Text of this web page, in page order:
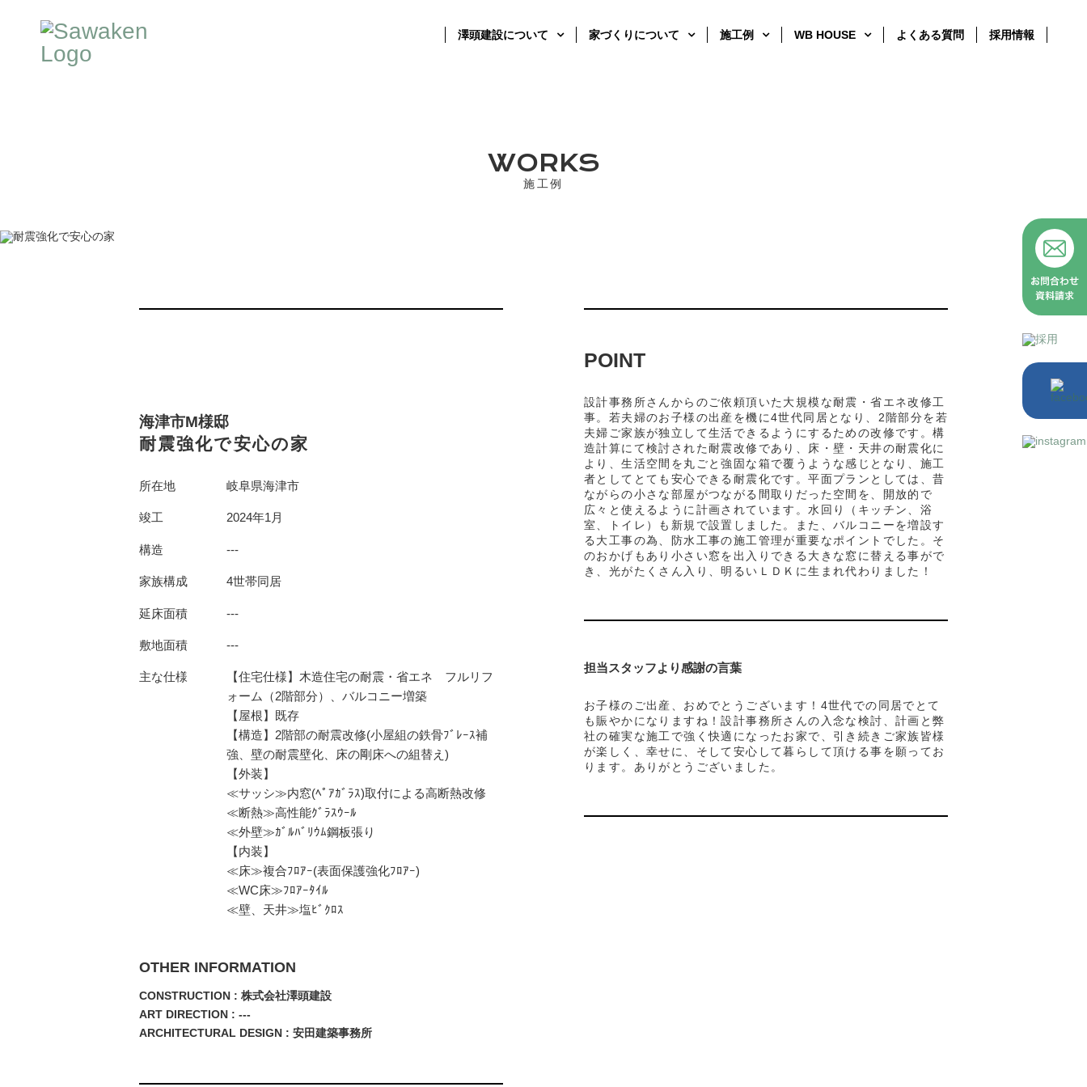
澤頭建設について 家づくりについて 施工例 WB HOUSE よくある質問 採用情報
WORKS
施工例
海津市M様邸
耐震強化で安心の家
所在地 岐阜県海津市
竣工 2024年1月
構造 ---
家族構成 4世帯同居
延床面積 ---
敷地面積 ---
主な仕様
【住宅仕様】木造住宅の耐震・省エネ フルリフ
ォーム（2階部分）、バルコニー増築
【屋根】既存
【構造】2階部の耐震改修(小屋組の鉄骨ﾌﾞﾚｰｽ補
強、壁の耐震壁化、床の剛床への組替え)
【外装】
≪サッシ≫内窓(ﾍﾟｱｶﾞﾗｽ)取付による高断熱改修
≪断熱≫高性能ｸﾞﾗｽｳｰﾙ
≪外壁≫ｶﾞﾙﾊﾞﾘｳﾑ鋼板張り
【内装】
≪床≫複合ﾌﾛｱｰ(表面保護強化ﾌﾛｱｰ)
≪WC床≫ﾌﾛｱｰﾀｲﾙ
≪壁、天井≫塩ﾋﾞｸﾛｽ
OTHER INFORMATION
CONSTRUCTION : 株式会社澤頭建設
ART DIRECTION : ---
ARCHITECTURAL DESIGN : 安田建築事務所
POINT
設計事務所さんからのご依頼頂いた大規模な耐震・省エネ改修工
事。若夫婦のお子様の出産を機に4世代同居となり、2階部分を若
夫婦ご家族が独立して生活できるようにするための改修です。構
造計算にて検討された耐震改修であり、床・壁・天井の耐震化に
より、生活空間を丸ごと強固な箱で覆うような感じとなり、施工
者としてとても安心できる耐震化です。平面プランとしては、昔
ながらの小さな部屋がつながる間取りだった空間を、開放的で
広々と使えるように計画されています。水回り（キッチン、浴
室、トイレ）も新規で設置しました。また、バルコニーを増設す
る大工事の為、防水工事の施工管理が重要なポイントでした。そ
のおかげもあり小さい窓を出入りできる大きな窓に替える事がで
き、光がたくさん入り、明るいＬＤＫに生まれ代わりました！
担当スタッフより感謝の言葉
お子様のご出産、おめでとうございます！4世代での同居でとて
も賑やかになりますね！設計事務所さんの入念な検討、計画と弊
社の確実な施工で強く快適になったお家で、引き続きご家族皆様
が楽しく、幸せに、そして安心して暮らして頂ける事を願ってお
ります。ありがとうございました。